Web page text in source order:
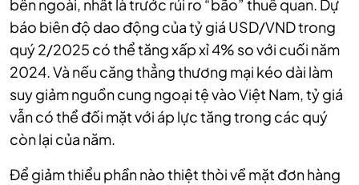
bên ngoài, nhất là trước rủi ro “bão” thuế quan. Dự
báo biên độ dao động của tỷ giá USD/VND trong
quý 2/2025 có thể tăng xấp xỉ 4% so với cuối năm
2024. Và nếu căng thẳng thương mại kéo dài làm
suy giảm nguồn cung ngoại tệ vào Việt Nam, tỷ giá
vẫn có thể đối mặt với áp lực tăng trong các quý
còn lại của năm.
Để giảm thiểu phần nào thiệt thòi về mặt đơn hàng